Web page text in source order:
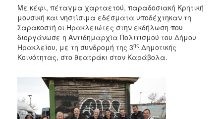
2018
2017
2016
2015
2012
2011
2010
Με κέφι, πέταγμα χαρταετού, παραδοσιακή Κρητική
μουσική και νηστίσιμα εδέσματα υποδέχτηκαν τη
Σαρακοστή οι Ηρακλειώτες στην εκδήλωση που
διοργάνωσε η Αντιδημαρχία Πολιτισμού του Δήμου
Ηρακλείου, με τη συνδρομή της 3ης Δημοτικής
Κοινότητας, στο θεατράκι στον Καράβολα.